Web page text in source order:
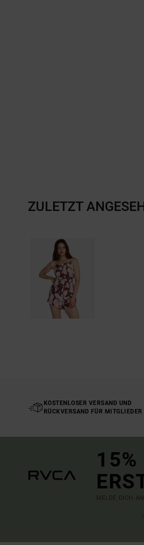
ZULETZT
KOSTENLOSER VERSAND UND
RÜCKVERSAND FÜR MITGLIEDER
15%
MELDE DICH